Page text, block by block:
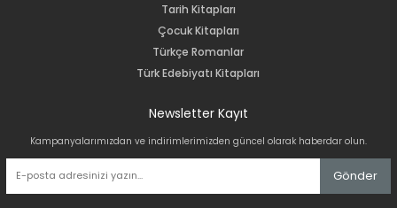
Tarih Kitapları
Çocuk Kitapları
Türkçe Romanlar
Türk Edebiyatı Kitapları
Newsletter Kayıt
Kampanyalarımızdan ve indirimlerimizden güncel olarak haberdar olun.
Gönder